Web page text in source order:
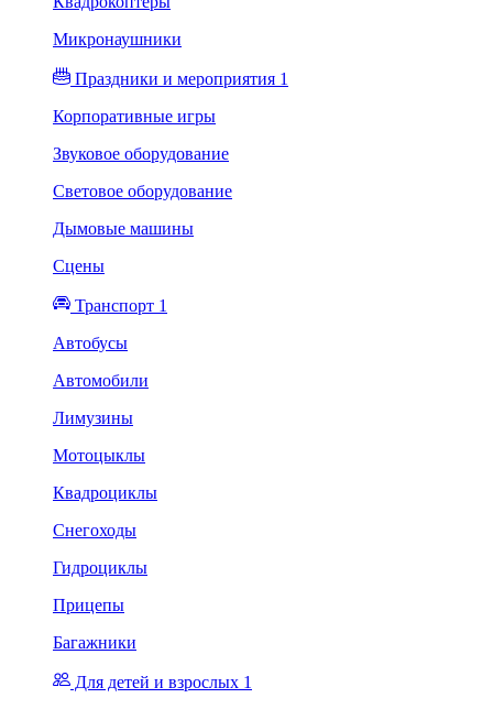
Микронаушники
Праздники и мероприятия 1
Корпоративные игры
Звуковое оборудование
Световое оборудование
Дымовые машины
Сцены
Транспорт 1
Автобусы
Автомобили
Лимузины
Мотоцыклы
Квадроциклы
Снегоходы
Гидроциклы
Прицепы
Багажники
Для детей и взрослых 1